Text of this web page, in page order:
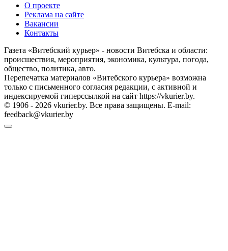
О проекте
Реклама на сайте
Вакансии
Контакты
Газета «Витебский курьер» - новости Витебска и области:
происшествия, мероприятия, экономика, культура, погода,
общество, политика, авто.
Перепечатка материалов «Витебского курьера» возможна
только с письменного согласия редакции, с активной и
индексируемой гиперссылкой на сайт https://vkurier.by.
© 1906 - 2026 vkurier.by. Все права защищены. E-mail:
feedback@vkurier.by